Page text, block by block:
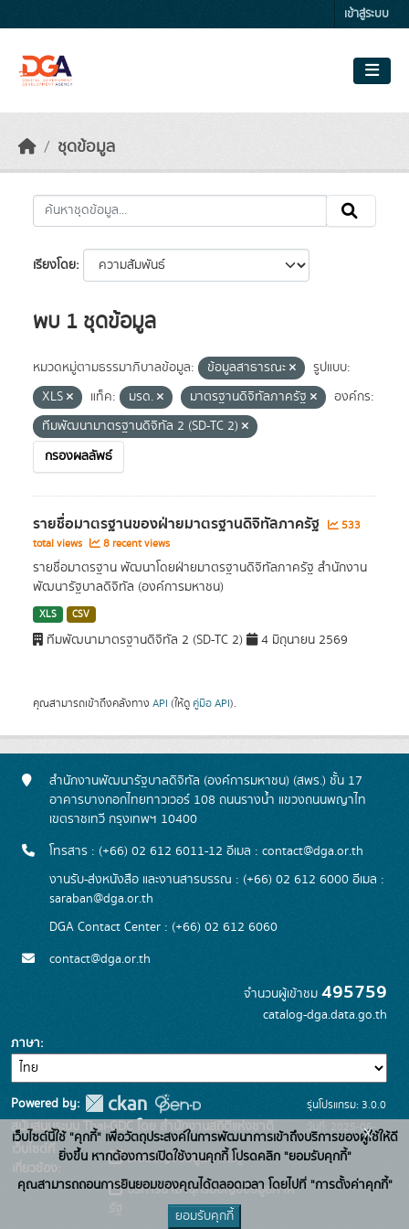
เข้าสู่ระบบ
ชุดข้อมูล
เรียงโดย
พบ 1 ชุดข้อมูล
หมวดหมู่ตามธรรมาภิบาลข้อมูล: ข้อมูลสาธารณะ
รูปแบบ:
XLS
แท็ค: มรด. มาตรฐานดิจิทัลภาครัฐ
องค์กร:
ทีมพัฒนามาตรฐานดิจิทัล 2 (SD-TC 2)
กรองผลลัพธ์
รายชื่อมาตรฐานของฝ่ายมาตรฐานดิจิทัลภาครัฐ
533
total views
8 recent views
รายชื่อมาตรฐาน พัฒนาโดยฝ่ายมาตรฐานดิจิทัลภาครัฐ สำนักงาน
พัฒนารัฐบาลดิจิทัล (องค์การมหาชน)
XLS CSV
ทีมพัฒนามาตรฐานดิจิทัล 2 (SD-TC 2) 4 มิถุนายน 2569
คุณสามารถเข้าถึงคลังทาง API (ให้ดู คู่มือ API).
สำนักงานพัฒนารัฐบาลดิจิทัล (องค์การมหาชน) (สพร.) ชั้น 17
อาคารบางกอกไทยทาวเวอร์ 108 ถนนรางน้ำ แขวงถนนพญาไท
เขตราชเทวี กรุงเทพฯ 10400
โทรสาร : (+66) 02 612 6011-12 อีเมล : contact@dga.or.th
งานรับ-ส่งหนังสือ และงานสารบรรณ : (+66) 02 612 6000 อีเมล :
saraban@dga.or.th
DGA Contact Center : (+66) 02 612 6060
contact@dga.or.th
จำนวนผู้เข้าชม 495759
catalog-dga.data.go.th
ภาษา
Powered by:
สนับสนุนระบบ Thai-GDC โดย สำนักงานสถิติแห่งชาติ
เว็บไซต์ที่
เกี่ยวข้อง:
ระบบบัญชีข้อมูลภาครัฐ
บริการนามานุกรมบัญชีข้อมูลภาค
รุ่นโปรแกรม: 3.0.0
วันที่: 2025-06-
26
เว็บไซต์นี้ใช้ "คุกกี้" เพื่อวัตถุประสงค์ในการพัฒนาการเข้าถึงบริการของผู้ใช้ให้ดี
ยิ่งขึ้น หากต้องการเปิดใช้งานคุกกี้ โปรดคลิก "ยอมรับคุกกี้"
คุณสามารถถอนการยินยอมของคุณได้ตลอดเวลา โดยไปที่ "การตั้งค่าคุกกี้"
ยอมรับคุกกี้
x